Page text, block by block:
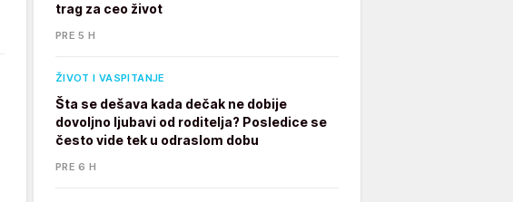
trag za ceo život
PRE 5 H
ŽIVOT I VASPITANJE
Šta se dešava kada dečak ne dobije
dovoljno ljubavi od roditelja? Posledice se
često vide tek u odraslom dobu
PRE 6 H